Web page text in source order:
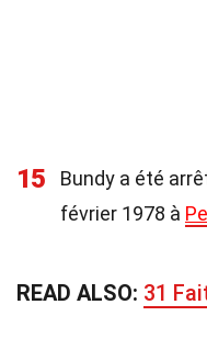
15
Bundy a été
février 1978 à
READ ALSO: 31